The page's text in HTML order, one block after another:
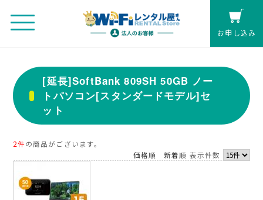
お申し込み
法人のお客さまマイページ
カート
個人の方(クレジットカード払い)
[延長]SoftBank 809SH 50GB ノー
トパソコン[スタンダードモデル]セ
ット
2件の商品がございます。
価格順
新着順 表示件数